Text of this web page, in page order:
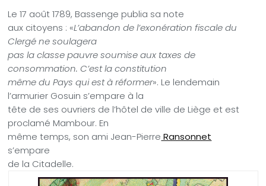
Le 17 août 1789, Bassenge publia sa note
aux citoyens : «L’abandon de l’exonération fiscale du
Clergé ne soulagera
pas la classe pauvre soumise aux taxes de
consommation. C’est la constitution
même du Pays qui est à réformer». Le lendemain
l’armurier Gosuin s’empare à la
tête de ses ouvriers de l’hôtel de ville de Liège et est
proclamé Mambour. En
même temps, son ami Jean-Pierre Ransonnet
s’empare
de la Citadelle.